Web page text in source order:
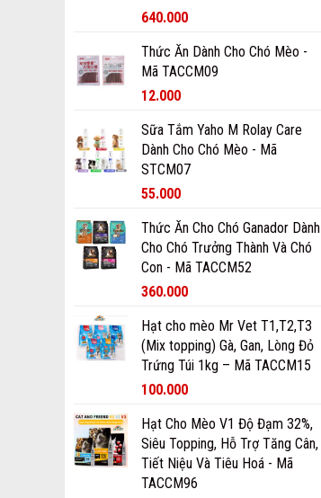
640.000
Thức Ăn Dành Cho Chó Mèo -
Mã TACCM09
12.000
Sữa Tắm Yaho M Rolay Care
Dành Cho Chó Mèo - Mã
STCM07
55.000
Thức Ăn Cho Chó Ganador Dành
Cho Chó Trưởng Thành Và Chó
Con - Mã TACCM52
360.000
Hạt cho mèo Mr Vet T1,T2,T3
(Mix topping) Gà, Gan, Lòng Đỏ
Trứng Túi 1kg – Mã TACCM15
100.000
Hạt Cho Mèo V1 Độ Đạm 32%,
Siêu Topping, Hỗ Trợ Tăng Cân,
Tiết Niệu Và Tiêu Hoá - Mã
TACCM96